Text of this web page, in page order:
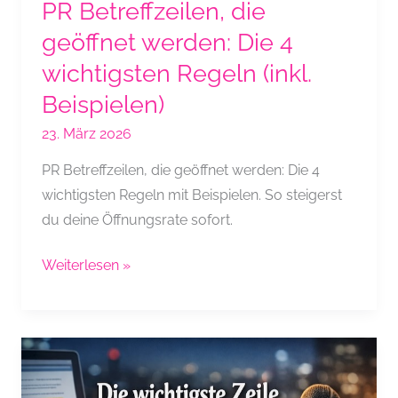
PR Betreffzeilen, die
geöffnet werden: Die 4
wichtigsten Regeln (inkl.
Beispielen)
23. März 2026
PR Betreffzeilen, die geöffnet werden: Die 4
wichtigsten Regeln mit Beispielen. So steigerst
du deine Öffnungsrate sofort.
PR
geöffnet
werden:
Die
Weiterlesen »